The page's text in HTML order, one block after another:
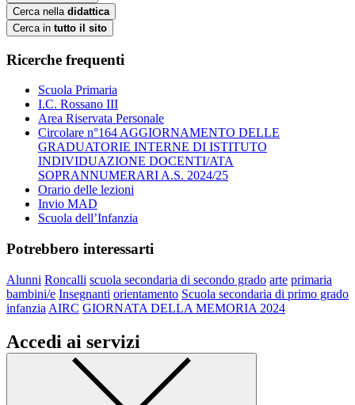
Cerca nella didattica
Cerca in tutto il sito
Ricerche frequenti
Scuola Primaria
I.C. Rossano III
Area Riservata Personale
Circolare n°164 AGGIORNAMENTO DELLE
GRADUATORIE INTERNE DI ISTITUTO
INDIVIDUAZIONE DOCENTI/ATA
SOPRANNUMERARI A.S. 2024/25
Orario delle lezioni
Invio MAD
Scuola dell’Infanzia
Potrebbero interessarti
Alunni Roncalli scuola secondaria di secondo grado arte primaria
bambini/e Insegnanti orientamento Scuola secondaria di primo grado
infanzia AIRC GIORNATA DELLA MEMORIA 2024
Accedi ai servizi